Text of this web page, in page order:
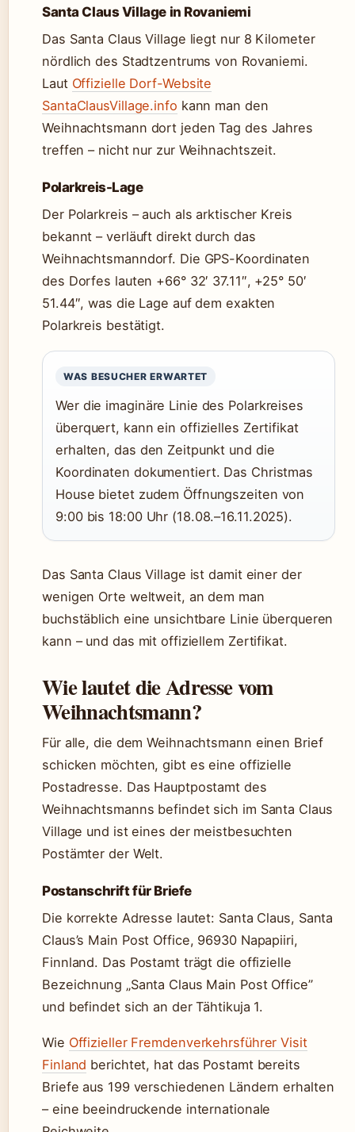
Santa Claus Village in Rovaniemi
Das Santa Claus Village liegt nur 8 Kilometer
nördlich des Stadtzentrums von Rovaniemi.
Laut Offizielle Dorf-Website
SantaClausVillage.info kann man den
Weihnachtsmann dort jeden Tag des Jahres
treffen – nicht nur zur Weihnachtszeit.
Polarkreis-Lage
Der Polarkreis – auch als arktischer Kreis
bekannt – verläuft direkt durch das
Weihnachtsmanndorf. Die GPS-Koordinaten
des Dorfes lauten +66° 32′ 37.11″, +25° 50′
51.44″, was die Lage auf dem exakten
Polarkreis bestätigt.
WAS BESUCHER ERWARTET
Wer die imaginäre Linie des Polarkreises
überquert, kann ein offizielles Zertifikat
erhalten, das den Zeitpunkt und die
Koordinaten dokumentiert. Das Christmas
House bietet zudem Öffnungszeiten von
9:00 bis 18:00 Uhr (18.08.–16.11.2025).
Das Santa Claus Village ist damit einer der
wenigen Orte weltweit, an dem man
buchstäblich eine unsichtbare Linie überqueren
kann – und das mit offiziellem Zertifikat.
Wie lautet die Adresse vom
Weihnachtsmann?
Für alle, die dem Weihnachtsmann einen Brief
schicken möchten, gibt es eine offizielle
Postadresse. Das Hauptpostamt des
Weihnachtsmanns befindet sich im Santa Claus
Village und ist eines der meistbesuchten
Postämter der Welt.
Postanschrift für Briefe
Die korrekte Adresse lautet: Santa Claus, Santa
Claus’s Main Post Office, 96930 Napapiiri,
Finnland. Das Postamt trägt die offizielle
Bezeichnung „Santa Claus Main Post Office”
und befindet sich an der Tähtikuja 1.
Wie Offizieller Fremdenverkehrsführer Visit
Finland berichtet, hat das Postamt bereits
Briefe aus 199 verschiedenen Ländern erhalten
– eine beeindruckende internationale